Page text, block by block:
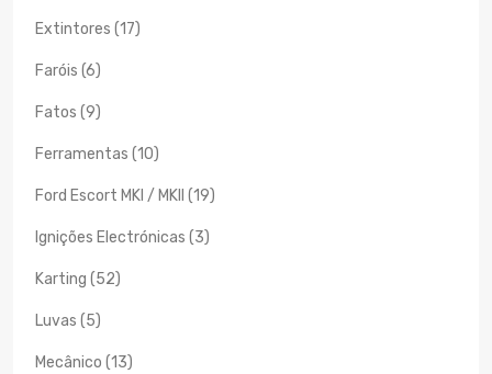
Extintores (17)
Faróis (6)
Fatos (9)
Ferramentas (10)
Ford Escort MKI / MKII (19)
Ignições Electrónicas (3)
Karting (52)
Luvas (5)
Mecânico (13)